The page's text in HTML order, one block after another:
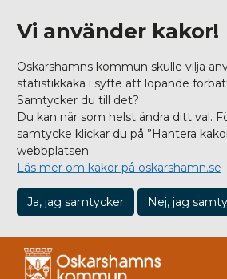
Vi använder kakor!
Oskarshamns kommun skulle vilja
statistikkaka i syfte att löpande
Samtycker du till det?
Du kan när som helst ändra ditt val.
samtycke klickar du på ”Hantera
webbplatsen
Läs mer om kakor på oskarshamn.se
Ja, jag samtycker Nej, jag